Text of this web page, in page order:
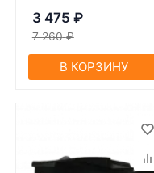
3 475 ₽
7 260 ₽
В КОРЗИНУ